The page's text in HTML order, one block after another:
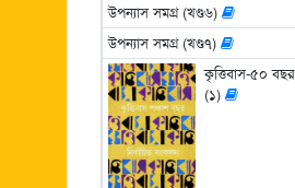
উপন্যাস সমগ্র (খণ্ড৬)
উপন্যাস সমগ্র (খণ্ড৭)
কৃত্তিবাস-৫০ বছর
(১)